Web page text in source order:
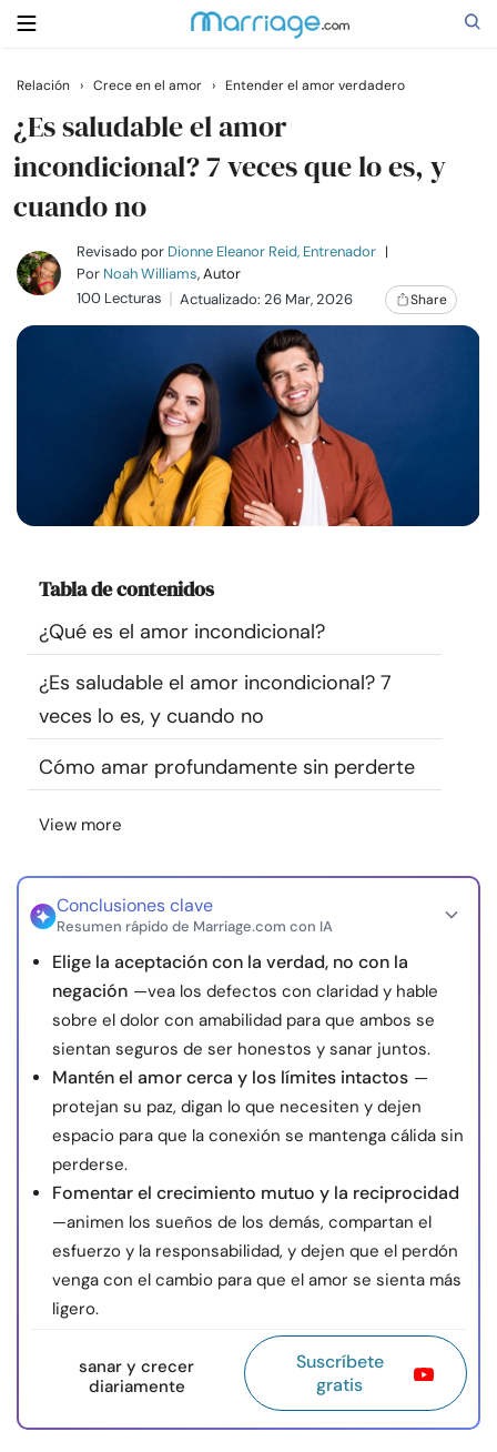
Buscar
Casarse
Relaciones
Familia
Recursos
Comunidad
Encuentra un terapeuta
Idioma
nosotros
Relación › Crece en el amor › Entender el amor verdadero
¿Es saludable el amor
incondicional? 7 veces que lo es, y
cuando no
Revisado por Dionne Eleanor Reid, Entrenador |
Por Noah Williams, Autor
100 Lecturas
Actualizado: 26 Mar, 2026 Share
Tabla de contenidos
¿Qué es el amor incondicional?
¿Es saludable el amor incondicional? 7
veces lo es, y cuando no
Cómo amar profundamente sin perderte
View more
Conclusiones clave
Resumen rápido de Marriage.com con IA
Elige la aceptación con la verdad, no con la
negación —vea los defectos con claridad y hable
sobre el dolor con amabilidad para que ambos se
sientan seguros de ser honestos y sanar juntos.
Mantén el amor cerca y los límites intactos —
protejan su paz, digan lo que necesiten y dejen
espacio para que la conexión se mantenga cálida sin
perderse.
Fomentar el crecimiento mutuo y la reciprocidad
—animen los sueños de los demás, compartan el
esfuerzo y la responsabilidad, y dejen que el perdón
venga con el cambio para que el amor se sienta más
ligero.
sanar y crecer
diariamente
Suscríbete
gratis